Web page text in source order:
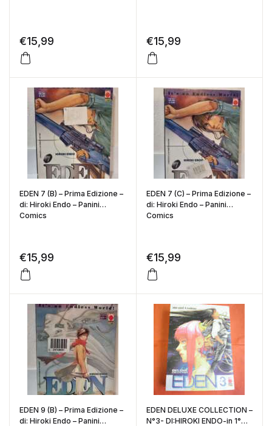
€15,99 €15,99
EDEN 7 (B) – Prima Edizione –
di: Hiroki Endo – Panini
Comics
€15,99
EDEN 7 (C) – Prima Edizione –
di: Hiroki Endo – Panini
Comics
€15,99
EDEN 9 (B) – Prima Edizione –
di: Hiroki Endo – Panini
EDEN DELUXE COLLECTION –
N°3- DI:HIROKI ENDO-in 1°